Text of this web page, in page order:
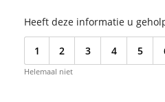
Heeft deze informatie u
1 2 3 4 5
Helemaal niet